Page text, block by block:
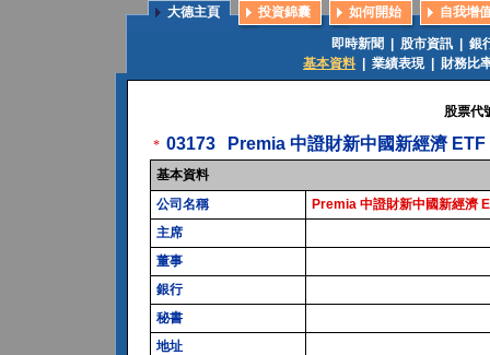
大德主頁 投資錦囊 如何開始 自我增
即時新聞 股市資訊| 銀
基本資料
業績表現| 財務比
股票代
* 03173 Premia 中證財新中國新經濟 ETF
基本資料
公司名稱
Premia 中證財新中國新經濟
主席
董事
銀行
秘書
地址